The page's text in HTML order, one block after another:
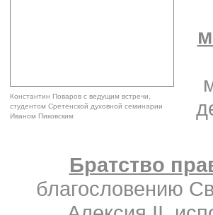
Константин Поваров с ведущим встречи,
студентом Сретенской духовной семинарии
Иваном Пиковским
Братство
благословению